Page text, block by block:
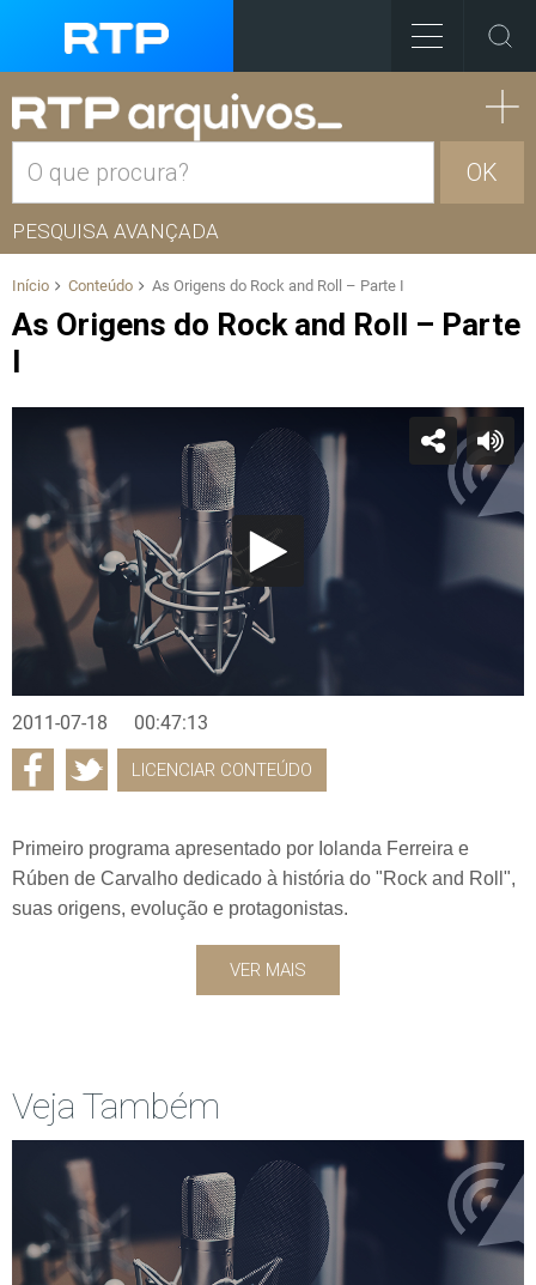
OK
PESQUISA AVANÇADA
Início Conteúdo As Origens do Rock and Roll – Parte I
As Origens do Rock and Roll – Parte
I
2011-07-18 00:47:13
LICENCIAR CONTEÚDO
Primeiro programa apresentado por Iolanda Ferreira e
Rúben de Carvalho dedicado à história do "Rock and Roll",
suas origens, evolução e protagonistas.
VER MAIS
Veja Também